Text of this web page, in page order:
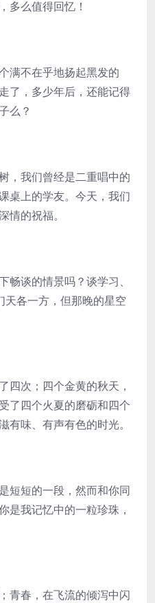
多么值得回忆！
满不在乎地扬起黑发的
了，多少年后，还能记得
么？
，我们曾经是二重唱中的
桌上的学友。今天，我们
情的祝福。
畅谈的情景吗？谈学习、
各一方，但那晚的星空
四次；四个金黄的秋天，
了四个火夏的磨砺和四个
有味、有声有色的时光。
短短的一段，然而和你同
是我记忆中的一粒珍珠，
青春，在飞流的倾泻中闪